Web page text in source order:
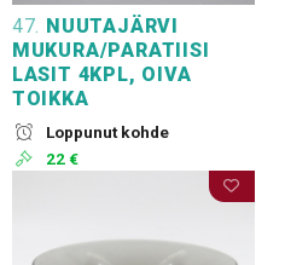
47. NUUTAJÄRVI
MUKURA/PARATIISI
LASIT 4KPL, OIVA
TOIKKA
Loppunut kohde
22 €